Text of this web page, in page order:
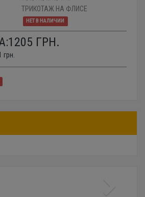
ТРИКОТАЖ НА ФЛИСЕ
НЕТ В НАЛИЧИИ
1205 ГРН.
грн.